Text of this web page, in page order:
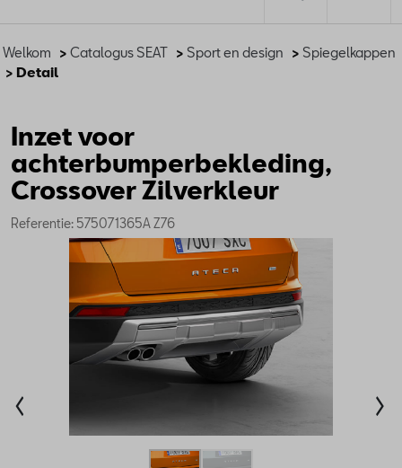
Welkom > Catalogus SEAT > Sport en design > Spiegelkappen
> Detail
Inzet voor
achterbumperbekleding,
Crossover Zilverkleur
Referentie: 575071365A Z76